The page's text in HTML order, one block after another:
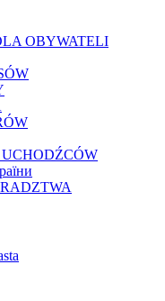
OBYWATELI